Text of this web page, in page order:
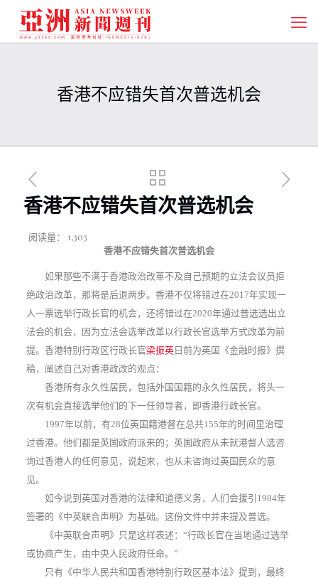
香港不应错失首次普选机会
香港不应错失首次普选机会
阅读量：
1,303
香港不应错失首次普选机会
如果那些不满于香港政治改革不及自己预期的立法会议员拒
绝政治改革，那将是后退两步。香港不仅将错过在2017年实现一
人一票选举行政长官的机会，还将错过在2020年通过普选选出立
法会的机会，因为立法会选举改革以行政长官选举方式改革为前
提。香港特别行政区行政长官梁振英日前为英国《金融时报》撰
稿，阐述自己对香港政改的观点：
香港所有永久性居民，包括外国国籍的永久性居民，将头一
次有机会直接选举他们的下一任领导者，即香港行政长官。
1997年以前，有28位英国籍港督在总共155年的时间里治理
过香港。他们都是英国政府派来的；英国政府从未就港督人选咨
询过香港人的任何意见，说起来，也从未咨询过英国民众的意
见。
如今说到英国对香港的法律和道德义务，人们会援引1984年
签署的《中英联合声明》为基础。这份文件中并未提及普选。
《中英联合声明》只是这样表述：“行政长官在当地通过选举
或协商产生，由中央人民政府任命。”
只有《中华人民共和国香港特别行政区基本法》提到，最终